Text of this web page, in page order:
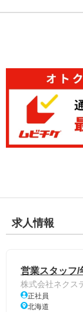
求人情報
営業スタッフ/
株式会社ネクス
正社員
北海道